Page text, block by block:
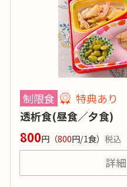
: 200～
: -
タンパク質 : 20g以内
塩分
1g～2g
品目数
: 3～4品目
脂質:20g以内／カリウム
価格はおかずのみの場合
栄養価基準とメニュー表の
制限食
特典あり
透析食(昼食／夕食)
800円 （800円/1食）税込
詳